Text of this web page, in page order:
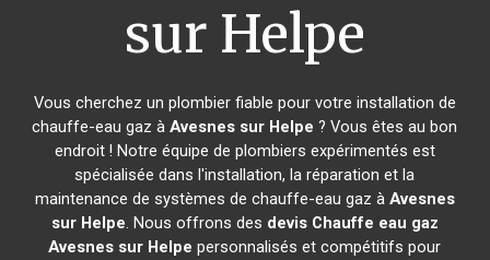
sur Helpe
Vous cherchez un plombier fiable pour votre installation de
chauffe-eau gaz àAvesnes sur Helpe ? Vous êtes au bon
endroit ! Notre équipe de plombiers expérimentés est
spécialisée dans l'installation, la réparation et la
maintenance de systèmes de chauffe-eau gaz à Avesnes
sur Helpe. Nous offrons des devis Chauffe eau gaz
Avesnes sur Helpe personnalisés et compétitifs pour